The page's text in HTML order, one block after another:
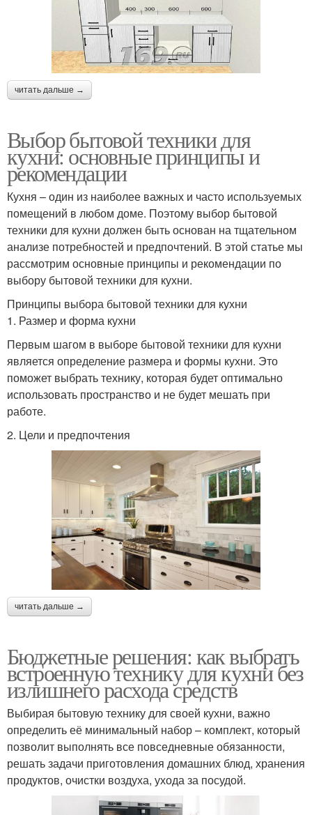
читать дальше →
Выбор бытовой техники для
кухни: основные принципы и
рекомендации
Кухня – один из наиболее важных и часто используемых
помещений в любом доме. Поэтому выбор бытовой
техники для кухни должен быть основан на тщательном
анализе потребностей и предпочтений. В этой статье мы
рассмотрим основные принципы и рекомендации по
выбору бытовой техники для кухни.
Принципы выбора бытовой техники для кухни
1. Размер и форма кухни
Первым шагом в выборе бытовой техники для кухни
является определение размера и формы кухни. Это
поможет выбрать технику, которая будет оптимально
использовать пространство и не будет мешать при
работе.
2. Цели и предпочтения
читать дальше →
Бюджетные решения: как выбрать
встроенную технику для кухни без
излишнего расхода средств
Выбирая бытовую технику для своей кухни, важно
определить её минимальный набор – комплект, который
позволит выполнять все повседневные обязанности,
решать задачи приготовления домашних блюд, хранения
продуктов, очистки воздуха, ухода за посудой.